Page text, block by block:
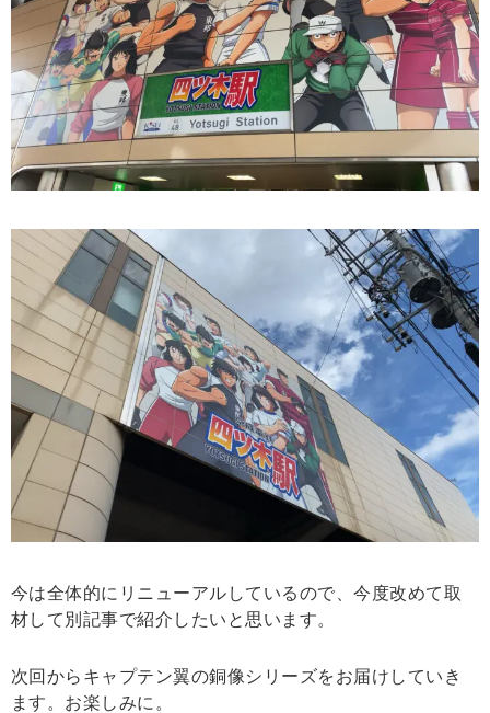
今は全体的にリニューアルしているので、今度改めて取
材して別記事で紹介したいと思います。
次回からキャプテン翼の銅像シリーズをお届けしていき
ます。お楽しみに。